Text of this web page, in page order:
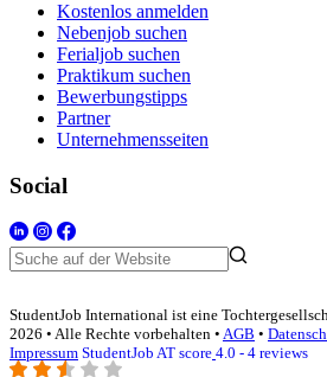
Kostenlos anmelden
Nebenjob suchen
Ferialjob suchen
Praktikum suchen
Bewerbungstipps
Partner
Unternehmensseiten
Social
StudentJob International ist eine
2026 • Alle Rechte vorbehalten • AGB •
Impressum StudentJob AT score 4.0 - 4 reviews